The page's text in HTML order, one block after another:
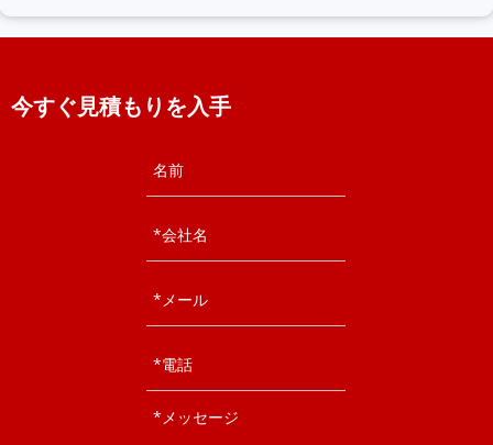
専門家でなくても、緊急時に迅速に操作できるように説明書を
参照することができますが、不適切な使用による怪我を避ける
今すぐ見積もりを入手